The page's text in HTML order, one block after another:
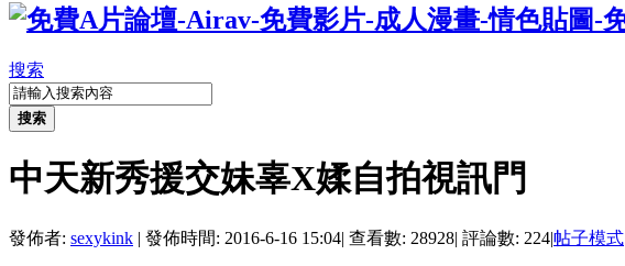
搜索
搜索
中天新秀援交妹辜X媃自拍視訊門
發佈者: sexykink | 發佈時間: 2016-6-16 15:04| 查看數: 28928| 評論數: 224|帖子模式